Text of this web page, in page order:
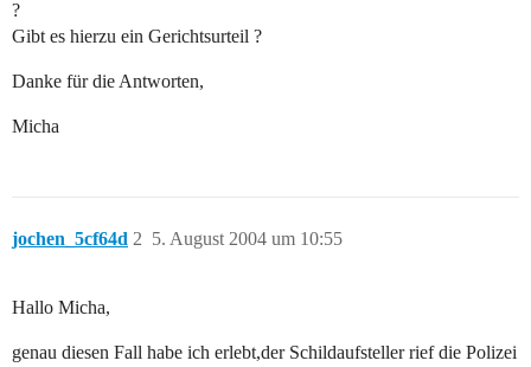
?
Gibt es hierzu ein Gerichtsurteil ?
Danke für die Antworten,
Micha
jochen_5cf64d 5. August 2004 um 10:55
2
Hallo Micha,
genau diesen Fall habe ich erlebt,der Schildaufsteller rief die Polizei